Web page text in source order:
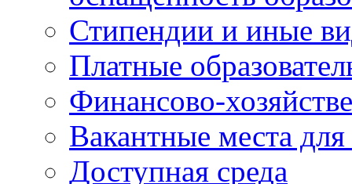
Стипендии и иные
Платные
Финансово-
Вакантные места
Доступная среда